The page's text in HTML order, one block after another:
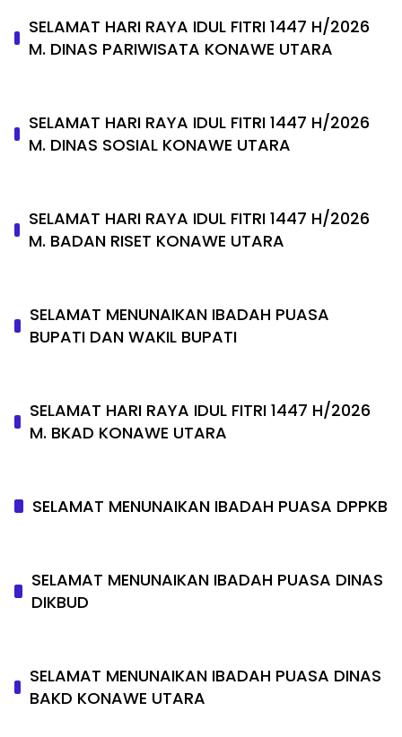
SELAMAT HARI RAYA IDUL FITRI 1447 H/2026
M. DINAS PARIWISATA KONAWE UTARA
SELAMAT HARI RAYA IDUL FITRI 1447 H/2026
M. DINAS SOSIAL KONAWE UTARA
SELAMAT HARI RAYA IDUL FITRI 1447 H/2026
M. BADAN RISET KONAWE UTARA
SELAMAT MENUNAIKAN IBADAH PUASA
BUPATI DAN WAKIL BUPATI
SELAMAT HARI RAYA IDUL FITRI 1447 H/2026
M. BKAD KONAWE UTARA
SELAMAT MENUNAIKAN IBADAH PUASA DPPKB
SELAMAT MENUNAIKAN IBADAH PUASA DINAS
DIKBUD
SELAMAT MENUNAIKAN IBADAH PUASA DINAS
BAKD KONAWE UTARA